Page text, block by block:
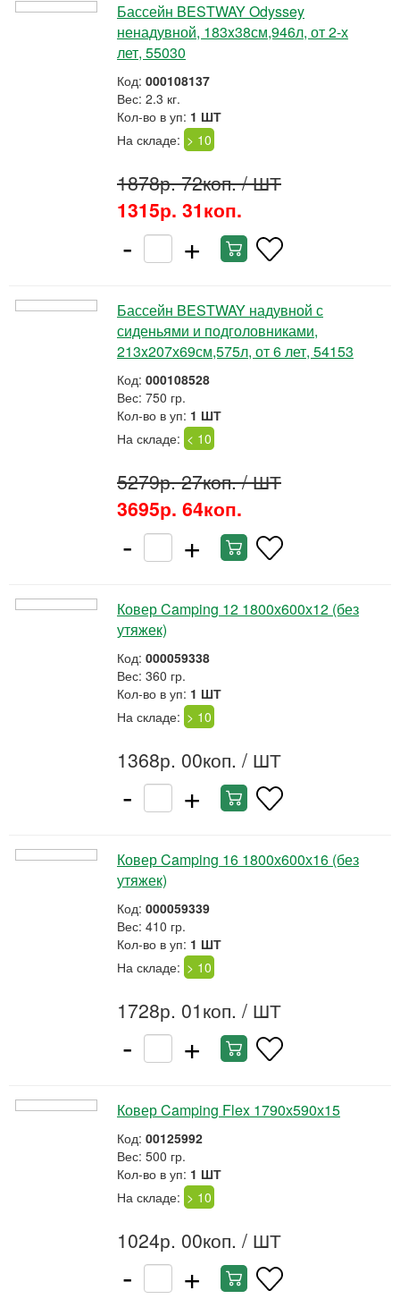
Бассейн BESTWAY Odyssey
ненадувной, 183x38см,946л, от 2-х
лет, 55030
Код: 000108137
Вес: 2.3 кг.
Кол-во в уп: 1 ШТ
На складе: > 10
1878р. 72коп./ ШТ
1315р. 31коп.
- +
Бассейн BESTWAY надувной с
сиденьями и подголовниками,
213x207х69см,575л, от 6 лет, 54153
Код: 000108528
Вес: 750 гр.
Кол-во в уп: 1 ШТ
На складе: < 10
5279р. 27коп./ ШТ
3695р. 64коп.
- +
Ковер Camping 12 1800х600х12 (без
утяжек)
Код: 000059338
Вес: 360 гр.
Кол-во в уп: 1 ШТ
На складе: > 10
1368р. 00коп. / ШТ
- +
Ковер Camping 16 1800х600х16 (без
утяжек)
Код: 000059339
Вес: 410 гр.
Кол-во в уп: 1 ШТ
На складе: > 10
1728р. 01коп. / ШТ
- +
Ковер Camping Flex 1790х590х15
Код: 00125992
Вес: 500 гр.
Кол-во в уп: 1 ШТ
На складе: > 10
1024р. 00коп. / ШТ
- +